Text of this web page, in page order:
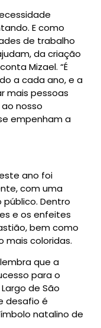
E como
de trabalho
da criação
Mizael. “É
a cada ano, e a
mais pessoas
nosso
empenham a
ano foi
com uma
Dentro
e os enfeites
bem como
mais coloridas.
que a
para o
de São
desafio é
natalino de